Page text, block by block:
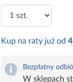
Kup na raty już od
Bezpłatny
W sklepach